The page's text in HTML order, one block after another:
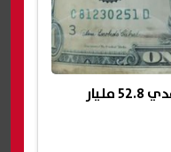
أبو زيد: ارتفاع الاحتياطي النقدي 52.8 مليار